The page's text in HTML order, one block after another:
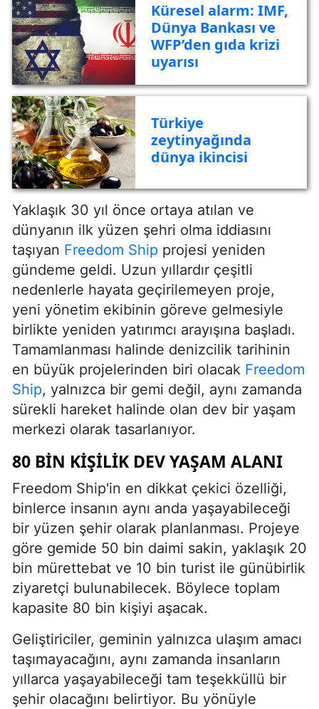
Küresel alarm: IMF,
Dünya Bankası ve
WFP’den gıda krizi
uyarısı
Türkiye
zeytinyağında
dünya ikincisi
Yaklaşık 30 yıl önce ortaya atılan ve
dünyanın ilk yüzen şehri olma iddiasını
taşıyan Freedom Ship projesi yeniden
gündeme geldi. Uzun yıllardır çeşitli
nedenlerle hayata geçirilemeyen proje,
yeni yönetim ekibinin göreve gelmesiyle
birlikte yeniden yatırımcı arayışına başladı.
Tamamlanması halinde denizcilik tarihinin
en büyük projelerinden biri olacak Freedom
Ship, yalnızca bir gemi değil, aynı zamanda
sürekli hareket halinde olan dev bir yaşam
merkezi olarak tasarlanıyor.
80 BIN KIŞILIK DEV YAŞAM ALANI
Freedom Ship'in en dikkat çekici özelliği,
binlerce insanın aynı anda yaşayabileceği
bir yüzen şehir olarak planlanması. Projeye
göre gemide 50 bin daimi sakin, yaklaşık 20
bin mürettebat ve 10 bin turist ile günübirlik
ziyaretçi bulunabilecek. Böylece toplam
kapasite 80 bin kişiyi aşacak.
Geliştiriciler, geminin yalnızca ulaşım amacı
taşımayacağını, aynı zamanda insanların
yıllarca yaşayabileceği tam teşekküllü bir
şehir olacağını belirtiyor. Bu yönüyle